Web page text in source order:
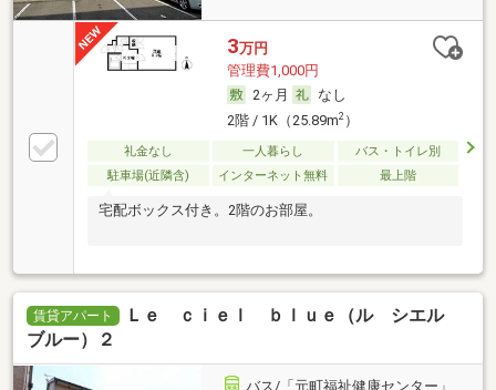
3万円
管理費1,000円
2ヶ月
なし
2階 / 1K（25.89m2）
礼金なし 一人暮らし
バス・トイレ別
駐車場(近隣含)
インターネット無料 最上階
宅配ボックス付き。2階のお部屋。
賃貸アパート
Ｌｅ ｃｉｅｌ ｂｌｕｅ（ル シエル
ブルー）２
バス/「元町福祉健康センター」